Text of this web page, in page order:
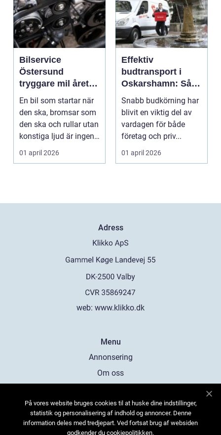
Bilservice
Östersund
tryggare mil året
runt
En bil som startar när
den ska, bromsar som
den ska och rullar utan
konstiga ljud är ingen
självklar...
01 april 2026
Effektiv
budtransport i
Oskarshamn: Så
väljer företag och
privatpersoner rätt
lösning
Snabb budkörning har
blivit en viktig del av
vardagen för både
företag och priv...
01 april 2026
Adress
web: www.klikko.dk
Menu
Annonsering
Om oss
Kontakta oss
Sitemap
På vores website bruges cookies til at huske dine indstillinger,
statistik og personalisering af indhold og annoncer. Denne
information deles med tredjepart. Ved fortsat brug af websiden
godkender du cookiepolitikken.